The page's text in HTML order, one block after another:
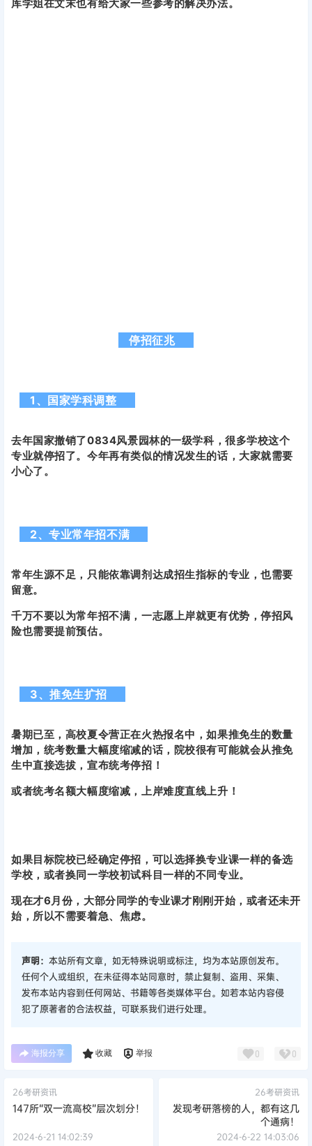
库学姐在文末也有给大家一些参考的解决办法。
停招征兆
1、国家学科调整
去年国家撤销了0834风景园林的一级学科，很多学校这个
专业就停招了。今年再有类似的情况发生的话，大家就需要
小心了。
2、专业常年招不满
常年生源不足，只能依靠调剂达成招生指标的专业，也需要
留意。
千万不要以为常年招不满，一志愿上岸就更有优势，停招风
险也需要提前预估。
3、推免生扩招
暑期已至，高校夏令营正在火热报名中，如果推免生的数量
增加，统考数量大幅度缩减的话，院校很有可能就会从推免
生中直接选拔，宣布统考停招！
或者统考名额大幅度缩减，上岸难度直线上升！
如果目标院校已经确定停招，可以选择换专业课一样的备选
学校，或者换同一学校初试科目一样的不同专业。
现在才6月份，大部分同学的专业课才刚刚开始，或者还未开
始，所以不需要着急、焦虑。
声明： 本站所有文章，如无特殊说明或标注，均为本站原创发布。
任何个人或组织，在未征得本站同意时，禁止复制、盗用、采集、
发布本站内容到任何网站、书籍等各类媒体平台。如若本站内容侵
犯了原著者的合法权益，可联系我们进行处理。
海报分享 收藏 举报 0 0
26考研资讯
147所“双一流高校”层次划分！
2024-6-21 14:02:39
26考研资讯
发现考研落榜的人，都有这几
个通病！
2024-6-22 14:03:06